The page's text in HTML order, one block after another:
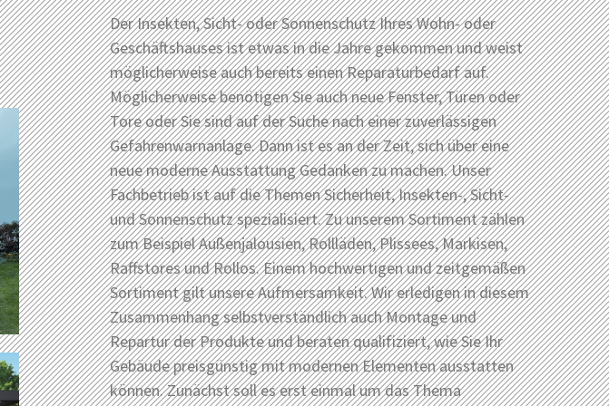
Der Insekten, Sicht- oder Sonnenschutz Ihres Wohn- oder
Geschäftshauses ist etwas in die Jahre gekommen und weist
möglicherweise auch bereits einen Reparaturbedarf auf.
Möglicherweise benötigen Sie auch neue Fenster, Türen oder
Tore oder Sie sind auf der Suche nach einer zuverlässigen
Gefahrenwarnanlage. Dann ist es an der Zeit, sich über eine
neue moderne Ausstattung Gedanken zu machen. Unser
Fachbetrieb ist auf die Themen Sicherheit, Insekten-, Sicht-
und Sonnenschutz spezialisiert. Zu unserem Sortiment zählen
zum Beispiel Außenjalousien, Rollläden, Plissees, Markisen,
Raffstores und Rollos. Einem hochwertigen und zeitgemäßen
Sortiment gilt unsere Aufmersamkeit. Wir erledigen in diesem
Zusammenhang selbstverständlich auch Montage und
Repartur der Produkte und beraten qualifiziert, wie Sie Ihr
Gebäude preisgünstig mit modernen Elementen ausstatten
können. Zunächst soll es erst einmal um das Thema